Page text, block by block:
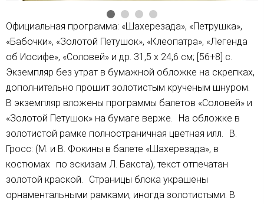
Официальная программа: «Шахерезада», «Петрушка»,
«Бабочки», «Золотой Петушок», «Клеопатра», «Легенда
об Иосифе», «Соловей» и др. 31,5 x 24,6 см; [56+8] с.
Экземпляр без утрат в бумажной обложке на скрепках,
дополнительно прошит золотистым крученым шнуром.
В экземпляр вложены программы балетов «Соловей» и
«Золотой Петушок» на бумаге верже. На обложке в
золотистой рамке полностраничная цветная илл. В.
Гросс: (M. и В. Фокины в балете «Шахерезада», в
костюмах по эскизам Л. Бакста), текст отпечатан
золотой краской. Страницы блока украшены
орнаментальными рамками, иногда золотистыми. В